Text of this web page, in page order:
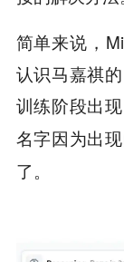
简单来说，
认识马嘉祺
训练阶段出
名字因为出
了。